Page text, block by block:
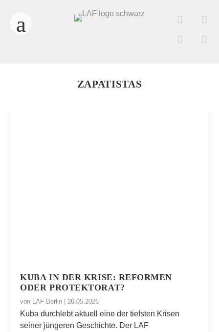
ZAPATISTAS
KUBA IN DER KRISE: REFORMEN
ODER PROTEKTORAT?
von LAF Berlin 26.05.2026
Kuba durchlebt aktuell eine der tiefsten Krisen
seiner jüngeren Geschichte. Der LAF